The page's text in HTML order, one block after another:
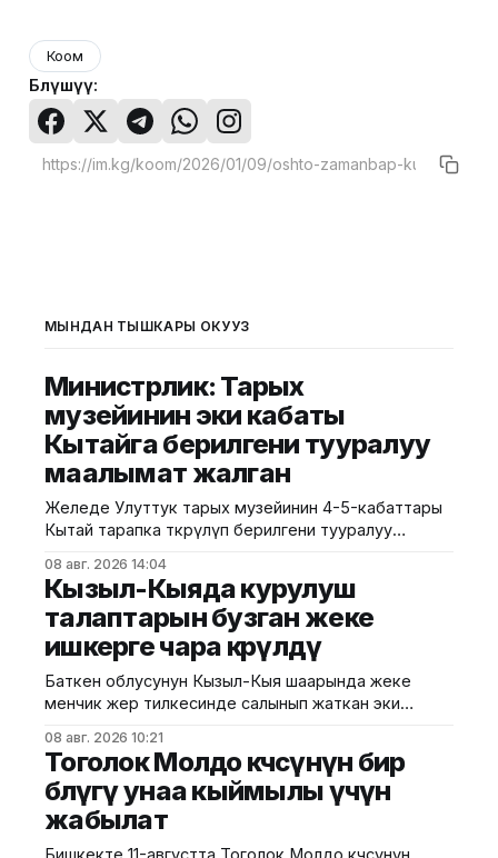
Коом
Бөлүшүү:
МЫНДАН ТЫШКАРЫ ОКУҢУЗ
Министрлик: Тарых
музейинин эки кабаты
Кытайга берилгени тууралуу
маалымат жалган
Желеде Улуттук тарых музейинин 4-5-кабаттары
Кытай тарапка өткөрүлүп берилгени тууралуу
Маданият, маалымат жана жаштар саясаты
министрлиги билдирди. Министрликтин
маалыматына караганда, музейдин эч бир бөлүгү
чет өлкөлүк мекемелерге менчикке, ижарага же
туруктуу пайдаланууга берилген эмес.
Белгилегендей, “Гармония сулуулукту жаратат:
Байыркы Кытай цивилизациясынын көркөм өнөр
08 авг. 2026 14:04
Кызыл-Кыяда курулуш
талаптарын бузган жеке
ишкерге чара көрүлдү
Баткен облусунун Кызыл-Кыя шаарында жеке
менчик жер тилкесинде салынып жаткан эки
бузуулар аныкталды. Бул тууралуу Курулуш,
архитектура жана турак жай-коммуналдык чарба
министрлигинин басма сөз кызматы билдирди.
Маалыматка ылайык, Кулатов көчөсүндө жайгашкан
08 авг. 2026 10:21
Тоголок Молдо көчөсүнүн бир
бөлүгү унаа кыймылы үчүн
жабылат
Бишкекте 11-августта Тоголок Молдо көчөсүнүн